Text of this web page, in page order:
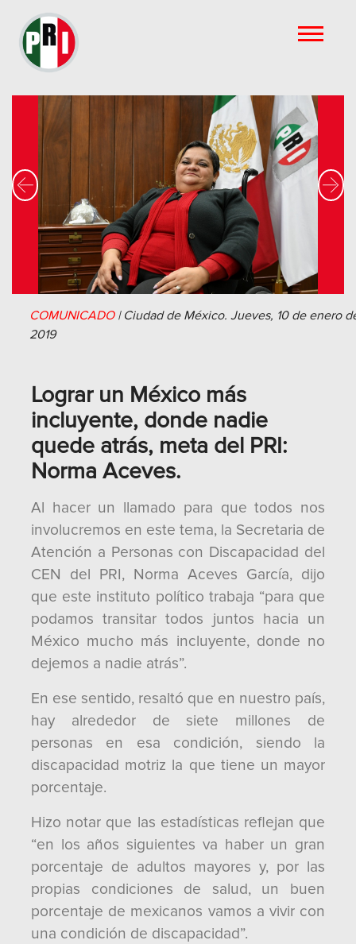
Previous Next
COMUNICADO| Ciudad de México. Jueves, 10 de enero
2019
Lograr un México más
incluyente, donde nadie
quede atrás, meta del PRI:
Norma Aceves.
Al hacer un llamado para que todos nos
involucremos en este tema, la Secretaria de
Atención a Personas con Discapacidad del
CEN del PRI, Norma Aceves García, dijo
que este instituto político trabaja “para que
podamos transitar todos juntos hacia un
México mucho más incluyente, donde no
dejemos a nadie atrás”.
En ese sentido, resaltó que en nuestro país,
hay alrededor de siete millones de
personas en esa condición, siendo la
discapacidad motriz la que tiene un mayor
porcentaje.
Hizo notar que las estadísticas reflejan que
“en los años siguientes va haber un gran
porcentaje de adultos mayores y, por las
propias condiciones de salud, un buen
porcentaje de mexicanos vamos a vivir con
una condición de discapacidad”.